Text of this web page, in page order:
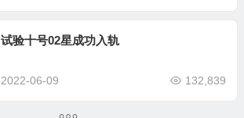
试验十号02星成功入轨
2022-06-09 132,839